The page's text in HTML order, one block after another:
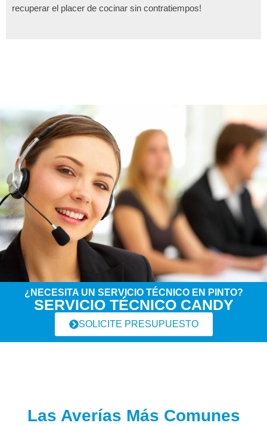
recuperar el placer de cocinar sin contratiempos!
¿NECESITA UN SERVICIO TÉCNICO EN PINTO?
SERVICIO TÉCNICO CANDY
SOLICITE PRESUPUESTO
Las Averías Más Comunes